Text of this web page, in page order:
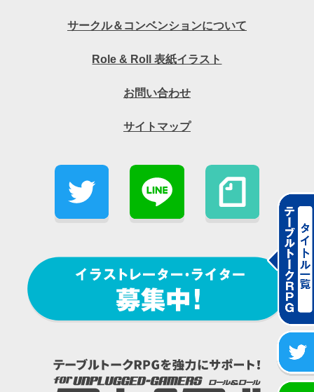
サークル＆コンベンションについて
Role & Roll 表紙イラスト
お問い合わせ
サイトマップ